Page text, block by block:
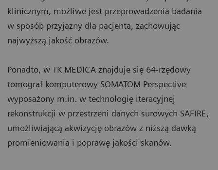
klinicznym, możliwe jest przeprowadzenia badania
w sposób przyjazny dla pacjenta, zachowując
najwyższą jakość obrazów.
Ponadto, w TK MEDICA znajduje się 64-rzędowy
tomograf komputerowy SOMATOM Perspective
wyposażony m.in. w technologię iteracyjnej
rekonstrukcji w przestrzeni danych surowych SAFIRE,
umożliwiającą akwizycję obrazów z niższą dawką
promieniowania i poprawę jakości skanów.